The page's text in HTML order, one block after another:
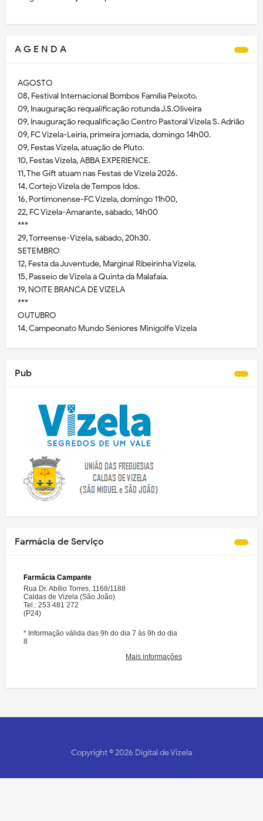
A G E N D A
AGOSTO
08, Festival Internacional Bombos Família Peixoto.
09, Inauguração requalificação rotunda J.S.Oliveira
09, Inauguração requalificação Centro Pastoral Vizela S. Adrião
09, FC Vizela-Leiria, primeira jornada, domingo 14h00.
09, Festas Vizela, atuação de Pluto.
10, Festas Vizela, ABBA EXPERIENCE.
11, The Gift atuam nas Festas de Vizela 2026.
14, Cortejo Vizela de Tempos Idos.
16, Portimonense-FC Vizela, domingo 11h00,
22, FC Vizela-Amarante, sábado, 14h00
***
29, Torreense-Vizela, sábado, 20h30.
SETEMBRO
12, Festa da Juventude, Marginal Ribeirinha Vizela.
15, Passeio de Vizela à Quinta da Malafaia.
19, NOITE BRANCA DE VIZELA
***
OUTUBRO
14, Campeonato Mundo Séniores Minigolfe Vizela
Pub
Farmácia de Serviço
Copyright ©2026 Digital de Vizela